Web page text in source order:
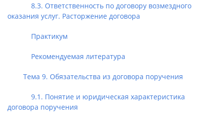
8.3. Ответственность по договору возмездного
оказания услуг. Расторжение договора
Практикум
Рекомендуемая литература
Тема 9. Обязательства из договора поручения
9.1. Понятие и юридическая характеристика
договора поручения